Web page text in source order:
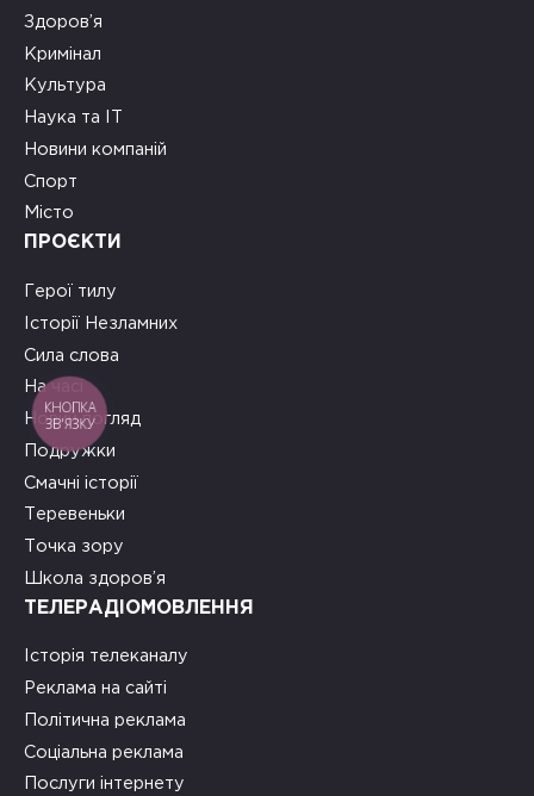
Здоров’я
Кримінал
Культура
Наука та ІТ
Новини компаній
Спорт
Місто
ПРОЄКТИ
Герої тилу
Історії Незламних
Сила слова
На часі
Новий погляд
Подружки
Смачні історії
Теревеньки
Точка зору
Школа здоров’я
ТЕЛЕРАДІОМОВЛЕННЯ
Історія телеканалу
Реклама на сайті
Політична реклама
Соціальна реклама
Послуги інтернету
КНОПКА
ЗВ'ЯЗКУ